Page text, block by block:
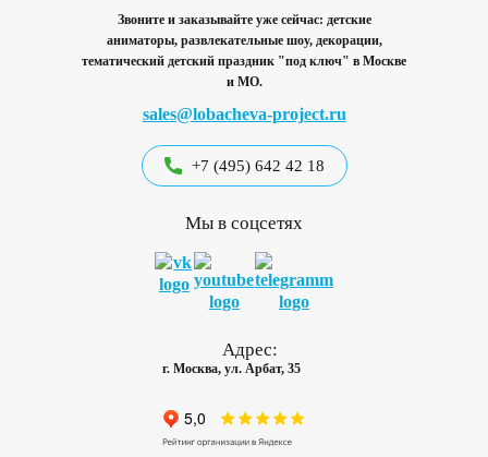
Звоните и заказывайте уже сейчас: детские
аниматоры, развлекательные шоу, декорации,
тематический детский праздник "под ключ" в Москве
и МО.
sales@lobacheva-project.ru
+7 (495) 642 42 18
Мы в соцсетях
Адрес:
г. Москва, ул. Арбат, 35